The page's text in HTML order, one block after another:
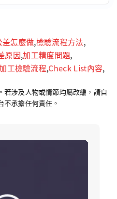
差怎麼做,檢驗流程方法,
原因,加工精度問題,
工檢驗流程,Check List內容,
涉及人物或情節均屬改編，請自
承擔任何責任。